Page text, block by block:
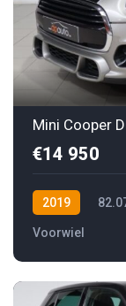
Mini Cooper
€14 950
2019
Voorwiel